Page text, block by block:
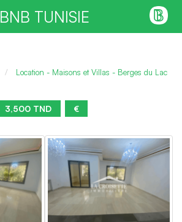
BNB TUNISIE
Location - Maisons et Villas - Berges du Lac
3,500 TND €